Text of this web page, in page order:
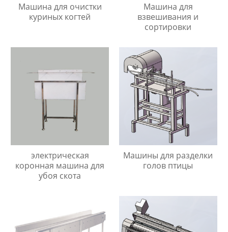
Машина для очистки
куриных когтей
Машина для
взвешивания и
сортировки
электрическая
коронная машина для
убоя скота
Машины для разделки
голов птицы